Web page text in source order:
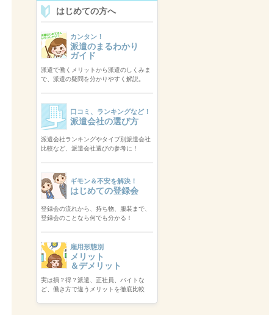
はじめての方へ
カンタン！
派遣のまるわかり
ガイド
派遣で働くメリットから派遣のしくみま
で、派遣の疑問を分かりやすく解説。
口コミ、ランキングなど！
派遣会社の選び方
派遣会社ランキングやタイプ別派遣会社
比較など、派遣会社選びの参考に！
ギモン＆不安を解決！
はじめての登録会
登録会の流れから、持ち物、服装まで、
登録会のことなら何でも分かる！
雇用形態別
メリット
＆デメリット
実は損？得？派遣、正社員、バイトな
ど、働き方で違うメリットを徹底比較